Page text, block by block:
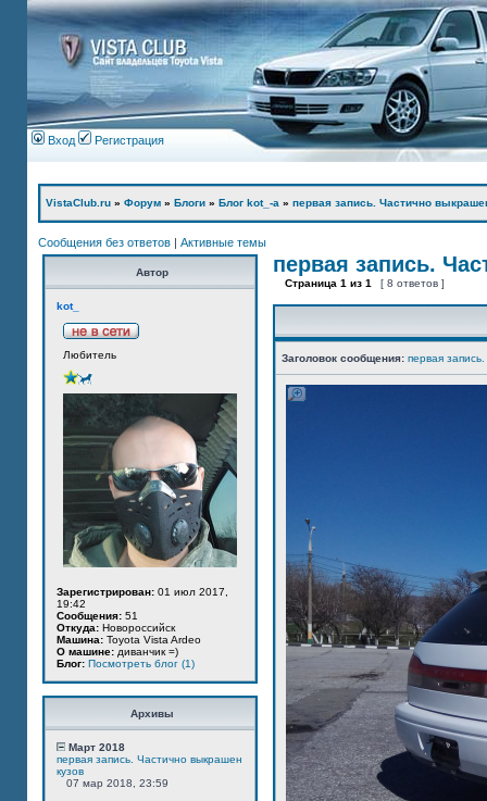
Вход Регистрация
VistaClub.ru » Форум » Блоги » Блог kot_-а » первая запись. Частично
Сообщения без ответов | Активные темы
Автор
kot_
Любитель
Зарегистрирован: 01 июл 2017,
19:42
Сообщения: 51
Откуда: Новороссийск
Машина: Toyota Vista Ardeo
О машине: диванчик =)
Блог: Посмотреть блог (1)
Архивы
Март 2018
первая запись. Частично выкрашен
кузов
07 мар 2018, 23:59
первая запись.
Страница 1 из 1 [ 8 ответов ]
Заголовок сообщения: первая